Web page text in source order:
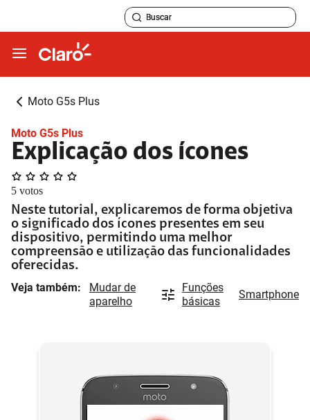
Moto G5s Plus
Moto G5s Plus
Explicação dos ícones
5 votos
Neste tutorial, explicaremos de forma objetiva
o significado dos ícones presentes em seu
dispositivo, permitindo uma melhor
compreensão e utilização das funcionalidades
oferecidas.
Veja também:
Mudar de
aparelho
Funções
básicas
Smartphone